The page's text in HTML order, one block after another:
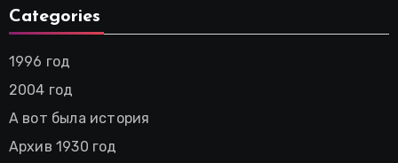
Categories
1996 год
2004 год
А вот была история
Архив 1930 год